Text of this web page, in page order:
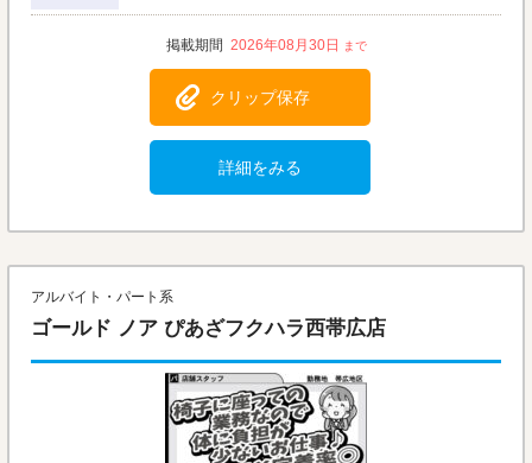
2026年08月30日
クリップ保存
詳細をみる
アルバイト・パート系
ゴールド ノア ぴあざフクハラ西帯広店